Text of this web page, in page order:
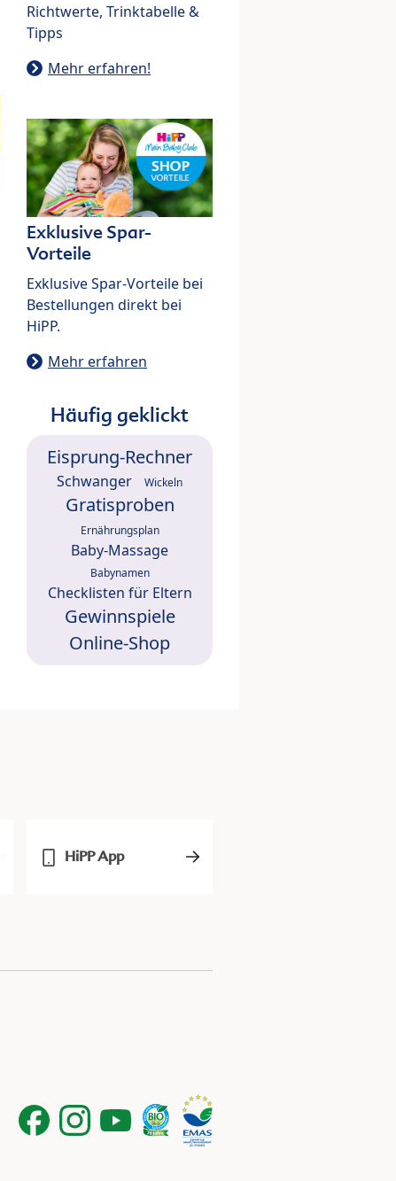
Richtwerte, Trinktabelle &
Tipps
Mehr erfahren!
Exklusive Spar-
Vorteile
Exklusive Spar-Vorteile bei
Bestellungen direkt bei
HiPP.
Mehr erfahren
Häufig geklickt
Eisprung-Rechner
Schwanger Wickeln
Gratisproben
Ernährungsplan
Baby-Massage
Babynamen
Checklisten für Eltern
Gewinnspiele
Online-Shop
HiPP App